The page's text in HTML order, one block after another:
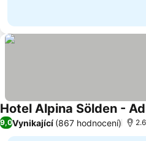
Hotel Alpina Sölden -
9,0Vynikající (867 hodnocení)